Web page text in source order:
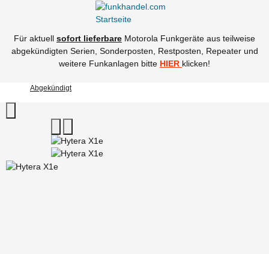
Für aktuell sofort lieferbare Motorola Funkgeräte aus teilweise
abgekündigten Serien, Sonderposten, Restposten, Repeater und
weitere Funkanlagen bitte HIER klicken!
Abgekündigt